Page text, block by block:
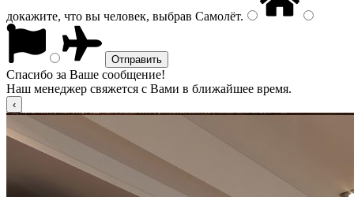
докажите, что вы человек, выбрав Самолёт.
Спасибо за Ваше сообщение!
Наш менеджер свяжется с Вами в ближайшее время.